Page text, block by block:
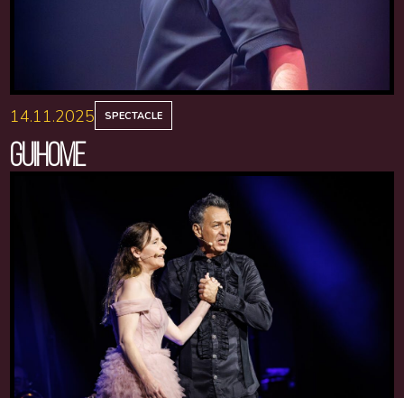
14.11.2025 SPECTACLE
GUIHOME